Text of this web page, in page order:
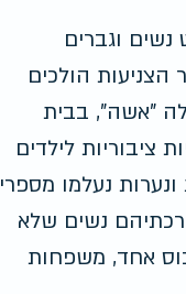
וגברים
הולכים
"אשה", בבית
ציבוריות לילדים
נעלמו מספרי
נשים שלא
אחד, משפחות